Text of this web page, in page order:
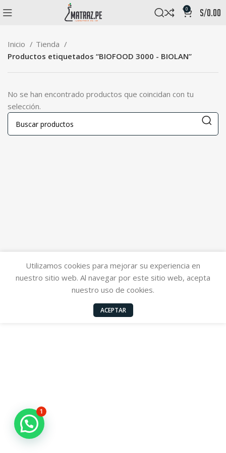
0 s/0.00
Inicio
Tienda
Productos etiquetados “BIOFOOD 3000 - BIOLAN”
No se han encontrado productos que coincidan con tu
selección.
Utilizamos cookies para mejorar su experiencia en
nuestro sitio web. Al navegar por este sitio web, acepta
nuestro uso de cookies.
ACEPTAR
1